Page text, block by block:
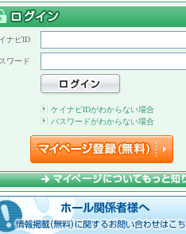
ナビID
ワード
ケイナビIDがわからない場合
パスワードがわからない場合